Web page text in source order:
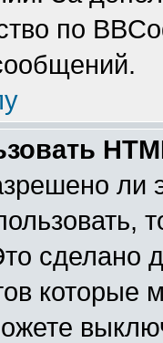
по
сделано